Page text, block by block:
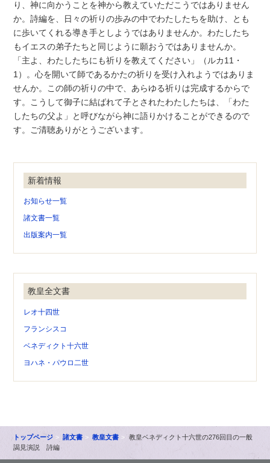
り、神に向かうことを神から教えていただこうではありません
か。詩編を、日々の祈りの歩みの中でわたしたちを助け、とも
に歩いてくれる導き手としようではありませんか。わたしたち
もイエスの弟子たちと同じように願おうではありませんか。
「主よ、わたしたちにも祈りを教えてください」（ルカ11・
1）。心を開いて師であるかたの祈りを受け入れようではありま
せんか。この師の祈りの中で、あらゆる祈りは完成するからで
す。こうして御子に結ばれて子とされたわたしたちは、「わた
したちの父よ」と呼びながら神に語りかけることができるので
す。ご清聴ありがとうございます。
新着情報
お知らせ一覧
諸文書一覧
出版案内一覧
教皇全文書
レオ十四世
フランシスコ
ベネディクト十六世
ヨハネ・パウロ二世
トップページ 諸文書 教皇文書
教皇ベネディクト十六世の276回目の一般
謁見演説 詩編